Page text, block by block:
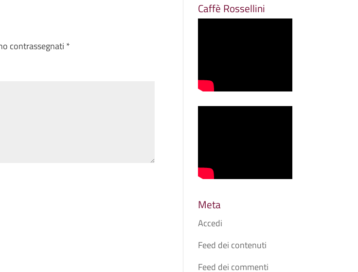
contrassegnati *
Caffè Rossellini
Meta
Accedi
Feed dei contenuti
Feed dei commenti